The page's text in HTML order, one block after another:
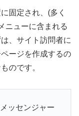
固定され、(多く
ニューに含まれる
、サイト訪問者に
ージを作成するの
のです。
ッセンジャー